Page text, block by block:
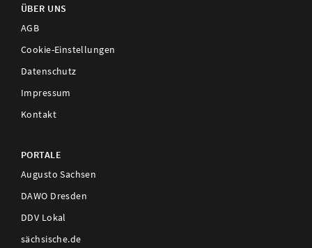
ÜBER UNS
AGB
Cookie-Einstellungen
Datenschutz
Impressum
Kontakt
PORTALE
Augusto Sachsen
DAWO Dresden
DDV Lokal
sächsische.de